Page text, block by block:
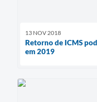
13 NOV 2018
Retorno de ICMS
em 2019